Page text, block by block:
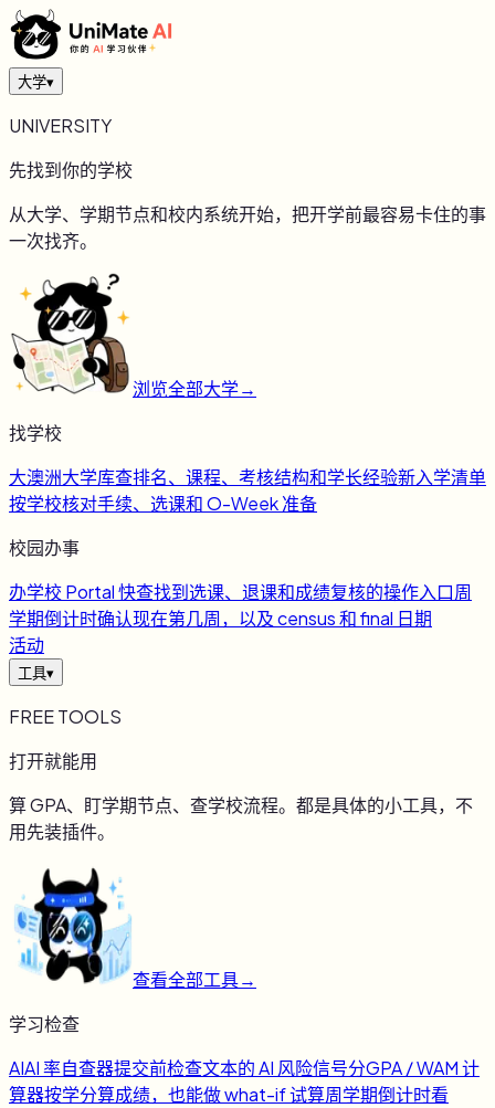
大学▾
UNIVERSITY
先找到你的学校
从大学、学期节点和校内系统开始，把开学前最容易卡住的事
一次找齐。
浏览全部大学→
找学校
大澳洲大学库查排名、课程、考核结构和学长经验新入学清单
按学校核对手续、选课和 O-Week 准备
校园办事
办学校 Portal 快查找到选课、退课和成绩复核的操作入口周
学期倒计时确认现在第几周，以及 census 和 final 日期
活动
工具▾
FREE TOOLS
打开就能用
算 GPA、盯学期节点、查学校流程。都是具体的小工具，不
用先装插件。
查看全部工具→
学习检查
AIAI 率自查器提交前检查文本的 AI 风险信号分GPA / WAM 计
算器按学分算成绩，也能做 what-if 试算周学期倒计时看